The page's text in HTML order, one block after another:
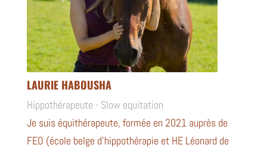
LAURIE HABOUSHA
Hippothérapeute - Slow equitation
Je suis équithérapeute, formée en 2021 auprès de
FEO (école belge d’hippothérapie et HE Léonard de